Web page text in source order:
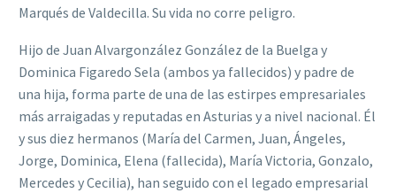
Marqués de Valdecilla. Su vida no corre peligro.
Hijo de Juan Alvargonzález González de la Buelga y
Dominica Figaredo Sela (ambos ya fallecidos) y padre de
una hija, forma parte de una de las estirpes empresariales
más arraigadas y reputadas en Asturias y a nivel nacional. Él
y sus diez hermanos (María del Carmen, Juan, Ángeles,
Jorge, Dominica, Elena (fallecida), María Victoria, Gonzalo,
Mercedes y Cecilia), han seguido con el legado empresarial